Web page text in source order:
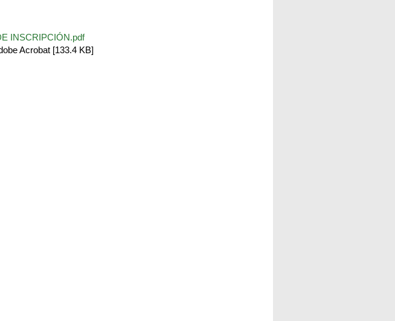
INSCRIPCIÓN.pdf
Acrobat [133.4 KB]